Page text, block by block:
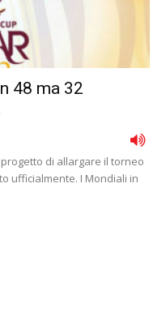
48 ma 32
di allargare il torneo
ufficialmente. I Mondiali in